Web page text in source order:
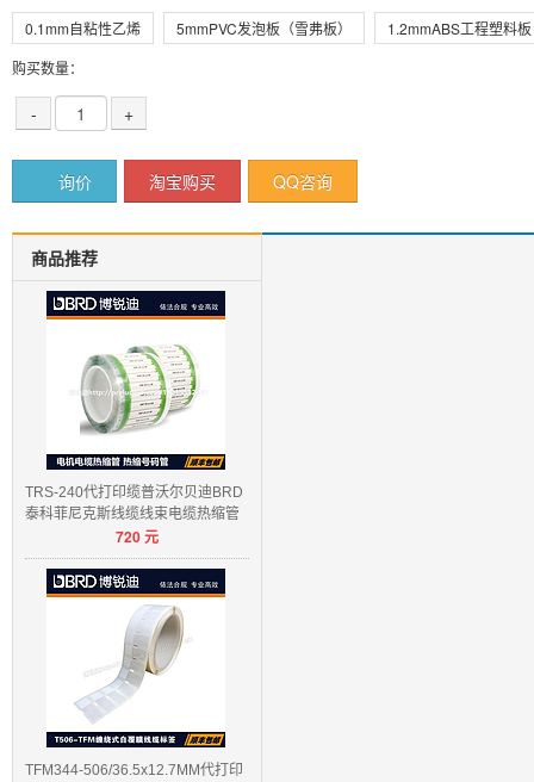
0.1mm自粘性乙烯
5mmPVC发泡板（雪弗板）
1.2mmABS工程塑料板
购买数量：
- +
询价 淘宝购买 QQ咨询
商品推荐
TRS-240代打印缆普沃尔贝迪BRD
泰科菲尼克斯线缆线束电缆热缩管
720元
TFM344-506/36.5x12.7MM代打印